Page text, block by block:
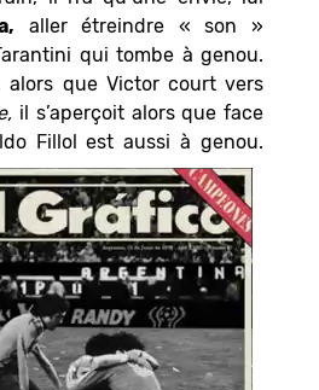
aller étreindre « son »
qui tombe à genou.
alors que Victor court vers
il s’aperçoit alors que face
Fillol est aussi à genou.